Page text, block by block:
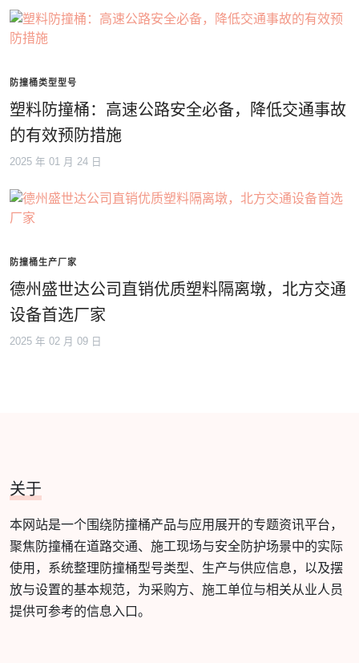
防撞桶类型型号
塑料防撞桶：高速公路安全必备，降低交通事故
的有效预防措施
2025 年 01 月 24 日
防撞桶生产厂家
德州盛世达公司直销优质塑料隔离墩，北方交通
设备首选厂家
2025 年 02 月 09 日
关于
本网站是一个围绕防撞桶产品与应用展开的专题资讯平台，
聚焦防撞桶在道路交通、施工现场与安全防护场景中的实际
使用，系统整理防撞桶型号类型、生产与供应信息，以及摆
放与设置的基本规范，为采购方、施工单位与相关从业人员
提供可参考的信息入口。